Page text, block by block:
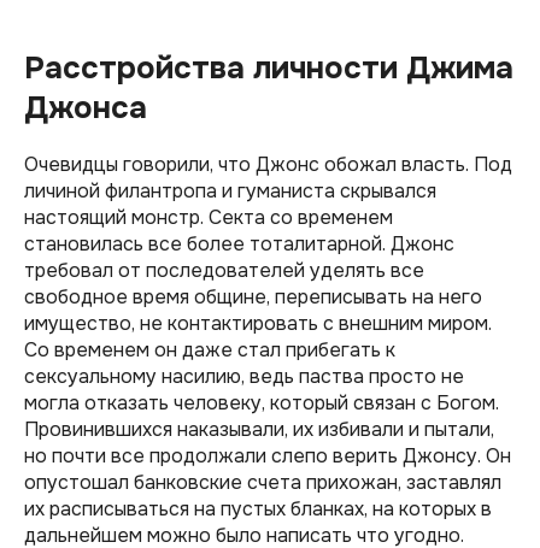
Расстройства личности Джима
Джонса
Очевидцы говорили, что Джонс обожал власть. Под
личиной филантропа и гуманиста скрывался
настоящий монстр. Секта со временем
становилась все более тоталитарной. Джонс
требовал от последователей уделять все
свободное время общине, переписывать на него
имущество, не контактировать с внешним миром.
Со временем он даже стал прибегать к
сексуальному насилию, ведь паства просто не
могла отказать человеку, который связан с Богом.
Провинившихся наказывали, их избивали и пытали,
но почти все продолжали слепо верить Джонсу. Он
опустошал банковские счета прихожан, заставлял
их расписываться на пустых бланках, на которых в
дальнейшем можно было написать что угодно.